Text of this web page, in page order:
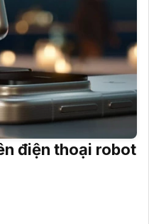
điện thoại robot